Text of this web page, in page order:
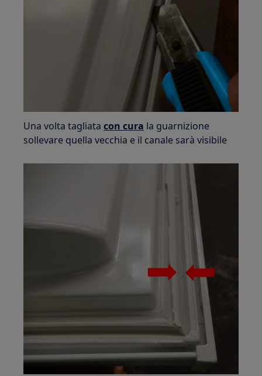
Una volta tagliatacon cura la guarnizione
sollevare quella vecchia e il canale sarà visibile